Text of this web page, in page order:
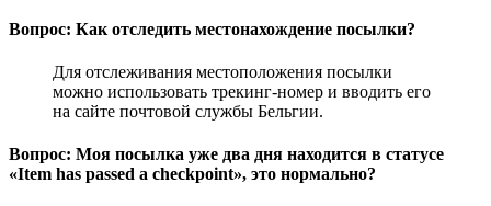
Вопрос: Как отследить местонахождение посылки?
Для отслеживания местоположения посылки
можно использовать трекинг-номер и вводить его
на сайте почтовой службы Бельгии.
Вопрос: Моя посылка уже два дня находится в статусе
«Item has passed a checkpoint», это нормально?